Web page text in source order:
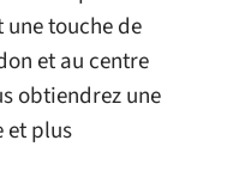
une touche de
et au centre
obtiendrez une
et plus